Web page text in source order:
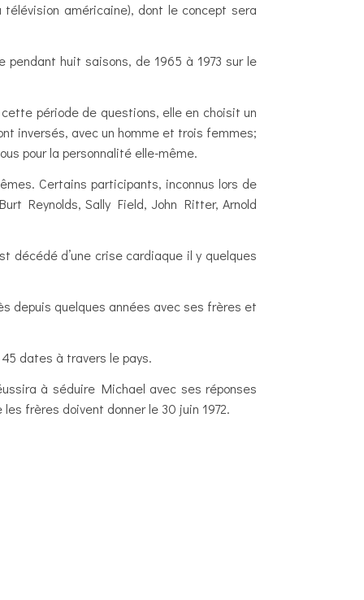
américaine), dont le concept sera
huit saisons, de 1965 à 1973 sur le
période de questions, elle en choisit un
inversés, avec un homme et trois femmes;
pour la personnalité elle-même.
Certains participants, inconnus lors de
Reynolds, Sally Field, John Ritter, Arnold
décédé d’une crise cardiaque il y quelques
depuis quelques années avec ses frères et
dates à travers le pays.
à séduire Michael avec ses réponses
frères doivent donner le 30 juin 1972.